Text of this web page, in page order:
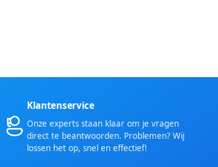
Klantenservice
Onze experts staan klaar om je vragen
direct te beantwoorden. Problemen? Wij
lossen het op, snel en effectief!